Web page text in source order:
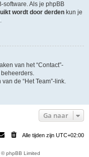
software. Als je phpBB
wordt door derden kun je
van het “Contact”-
de “Het Team”-link.
Ga naar
Alle tijden zijn UTC+02:00
phpBB Limited